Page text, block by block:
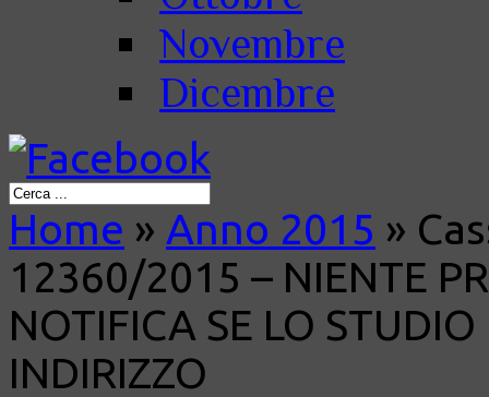
Novembre
Dicembre
Home » Anno 2015 »
12360/2015 – NIENTE
NOTIFICA SE LO
INDIRIZZO